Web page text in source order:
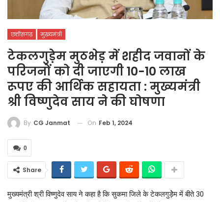
छत्तीसगढ़ मुख्यमंत्री
टेकलगुड़ेम मुठभेड़ में शहीद जवानों के
परिजनों को दी जाएगी 10-10 लाख
रूपए की आर्थिक सहायता : मुख्यमंत्री
श्री विष्णुदेव साय ने की घोषणा
By CG Janmat On Feb 1, 2024
0
Share
मुख्यमंत्री श्री विष्णुदेव साय ने कहा है कि सुकमा जिले के टेकलगुड़ेेम में बीते 30